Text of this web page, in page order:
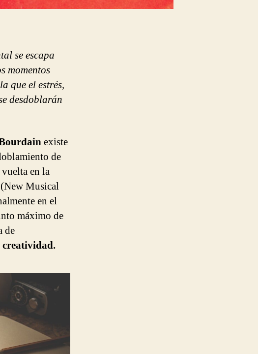
se escapa
momentos
que el estrés,
desdoblarán
existe
de
en la
(New Musical
en el
máximo de
de
creatividad.